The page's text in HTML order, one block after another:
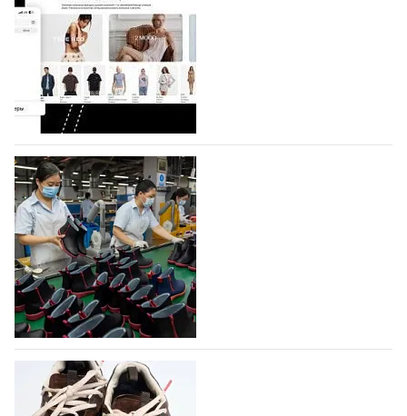
Компания BALLINA Guangzhou Lihuang Footwear
Co., Ltd., основанная в 2011 году и расположенная в
Гуанчжоу, столице моды Китая, является
профессиональной обувной компанией,
объединяющей разработку, производство и…
07.08.2026 635
На платформе Lamoda - новый раздел и
условия продвижения локальных
дизайнерских марок
Российский маркетплейс Lamoda решил обновить
раздел для продажи продукции локальных
дизайнерских марок одежды, обуви и аксессуаров.
Бренды также получат маркетинговую…
06.08.2026 815
Объем мирового производства обуви в
2025 году практически не увеличился